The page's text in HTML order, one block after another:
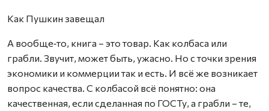
Как Пушкин завещал
А вообще‑то, книга – это товар. Как колбаса или
грабли. Звучит, может быть, ужасно. Но с точки зрения
экономики и коммерции так и есть. И всё же возникает
вопрос качества. С колбасой всё понятно: она
качественная, если сделанная по ГОСТу, а грабли – те,